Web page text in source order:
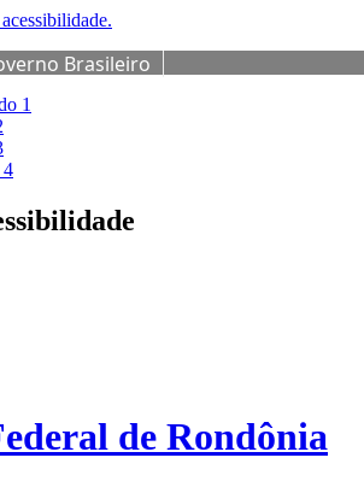
Brasileiro
1
4
de Rondônia